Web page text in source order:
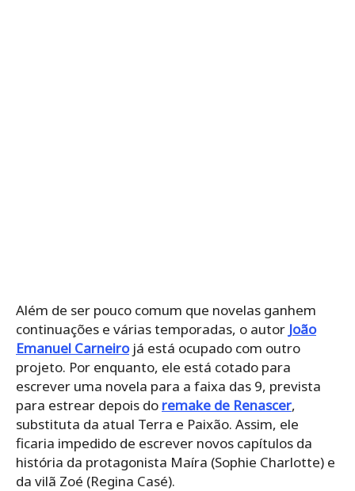
Além de ser pouco comum que novelas ganhem
continuações e várias temporadas, o autor João
Emanuel Carneirojá está ocupado com outro
projeto. Por enquanto, ele está cotado para
escrever uma novela para a faixa das 9, prevista
para estrear depois do remake de Renascer,
substituta da atual Terra e Paixão. Assim, ele
ficaria impedido de escrever novos capítulos da
história da protagonista Maíra (Sophie Charlotte) e
da vilã Zoé (Regina Casé).